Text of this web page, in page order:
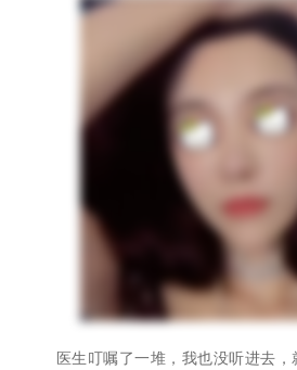
医生叮嘱了一堆，我也没听进去